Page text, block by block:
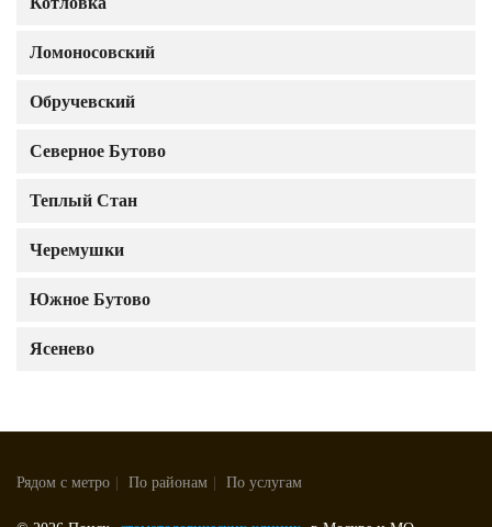
Ломоносовский
Обручевский
Северное Бутово
Теплый Стан
Черемушки
Южное Бутово
Ясенево
Рядом с метро По районам По услугам